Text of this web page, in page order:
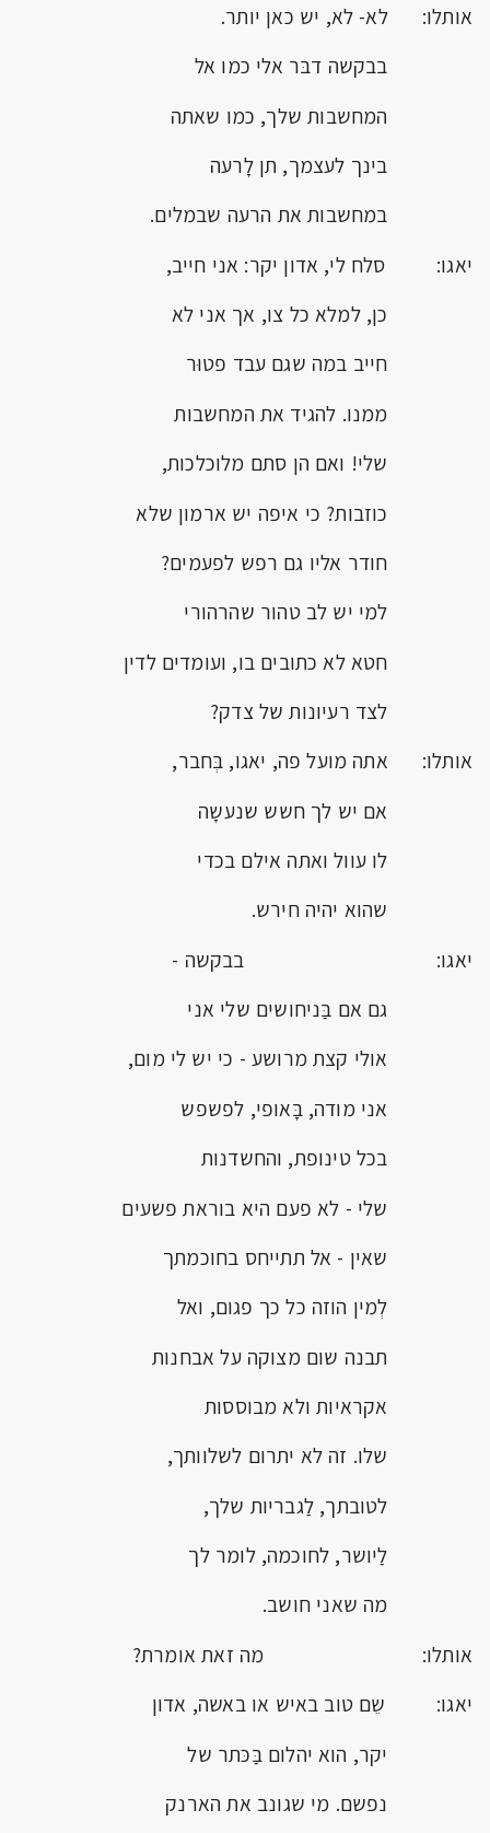
אותלו: לא- לא, יש כאן יותר.
בבקשה דבּר אלי כמו אל
המחשבות שלך, כמו שאתה
בינך לעצמך, תן לָרעה
במחשבות את הרעה שבמלים.
יאגו: סלח לי, אדון יקר: אני חייב,
כן, למלא כל צו, אך אני לא
חייב במה שגם עבד פטוּר
ממנו. להגיד את המחשבות
שלי! ואם הן סתם מלוכלכות,
כוזבות? כי איפה יש ארמון שלא
חודר אליו גם רפש לפעמים?
למי יש לב טהור שהרהורי
חטא לא כתובים בו, ועומדים לדין
לצד רעיונות של צדק?
אותלו: אתה מועל פה, יאגו, בְּחבר,
אם יש לך חשש שנעשָה
לו עוול ואתה אילם בכדי
שהוא יהיה חירש.
יאגו: בבקשה -
גם אם בַּניחושים שלי אני
אולי קצת מרושע - כי יש לי מום,
אני מודה, בָּאופי, לפשפש
בכל טינופת, והחשדנות
שלי - לא פעם היא בוראת פשעים
שאין - אל תתייחס בחוכמתך
לְמין הוזה כל כך פגום, ואל
תבנה שום מצוקה על אבחנות
אקראיות ולא מבוססות
שלו. זה לא יתרום לשלוותך,
לטובתך, לַגבריות שלך,
לַיושר, לחוכמה, לומר לך
מה שאני חושב.
אותלו: מה זאת אומרת?
יאגו: שֵם טוב באיש או באשה, אדון
יקר, הוא יהלום בַּכּתר של
נפשם. מי שגונב את הארנק